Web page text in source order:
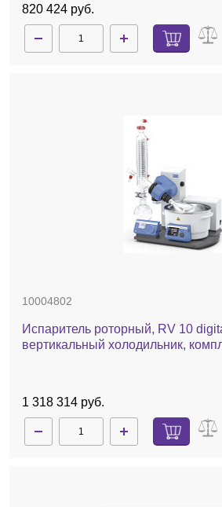
820 424 руб.
10004802
Испаритель роторный, RV 10
вертикальный холодильник,
1 318 314 руб.